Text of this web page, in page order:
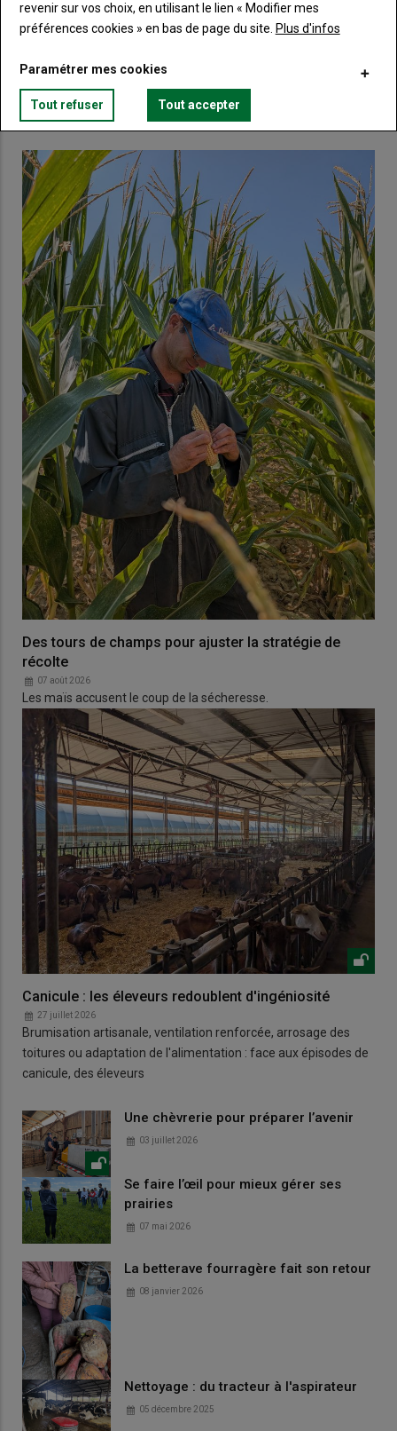
Lien Créez un compte
VOUS AIMEREZ AUSSI
Des tours de champs pour ajuster la stratégie de
récolte
07 août 2026
Les maïs accusent le coup de la sécheresse.
Canicule : les éleveurs redoublent d'ingéniosité
27 juillet 2026
Brumisation artisanale, ventilation renforcée, arrosage des
toitures ou adaptation de l'alimentation : face aux épisodes de
canicule, des éleveurs
Une chèvrerie pour préparer l’avenir
03 juillet 2026
Se faire l’œil pour mieux gérer ses
prairies
07 mai 2026
La betterave fourragère fait son retour
08 janvier 2026
Nettoyage : du tracteur à l'aspirateur
05 décembre 2025
revenir sur vos choix, en utilisant le lien « Modifier mes
préférences cookies » en bas de page du site. Plus d'infos
Paramétrer mes cookies
Tout refuser Tout accepter